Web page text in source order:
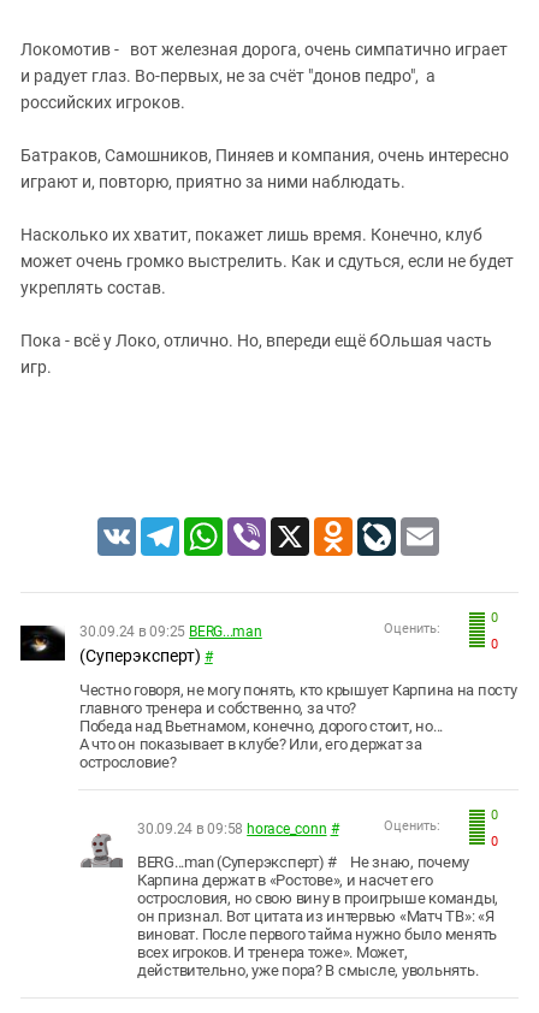
Локомотив - вот железная дорога, очень симпатично играет
и радует глаз. Во-первых, не за счёт "донов педро", а
российских игроков.
Батраков, Самошников, Пиняев и компания, очень интересно
играют и, повторю, приятно за ними наблюдать.
Насколько их хватит, покажет лишь время. Конечно, клуб
может очень громко выстрелить. Как и сдуться, если не будет
укреплять состав.
Пока - всё у Локо, отлично. Но, впереди ещё бОльшая часть
игр.
VK TelegramWhatsApp
Viber X Odnoklassniki
LiveJournal
Email
0
0
Оценить:
30.09.24 в 09:25 BERG...man
(Суперэксперт) #
Честно говоря, не могу понять, кто крышует Карпина на посту
главного тренера и собственно, за что?
Победа над Вьетнамом, конечно, дорого стоит, но...
А что он показывает в клубе? Или, его держат за
острословие?
0
0
Оценить:
30.09.24 в 09:58 horace_conn #
BERG...man (Суперэксперт) # Не знаю, почему
Карпина держат в «Ростове», и насчет его
острословия, но свою вину в проигрыше команды,
он признал. Вот цитата из интервью «Матч ТВ»: «Я
виноват. После первого тайма нужно было менять
всех игроков. И тренера тоже». Может,
действительно, уже пора? В смысле, увольнять.